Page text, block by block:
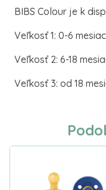
BIBS Colour je k
Veľkosť 1: 0-6
Veľkosť 2: 6-18
Veľkosť 3: od 18